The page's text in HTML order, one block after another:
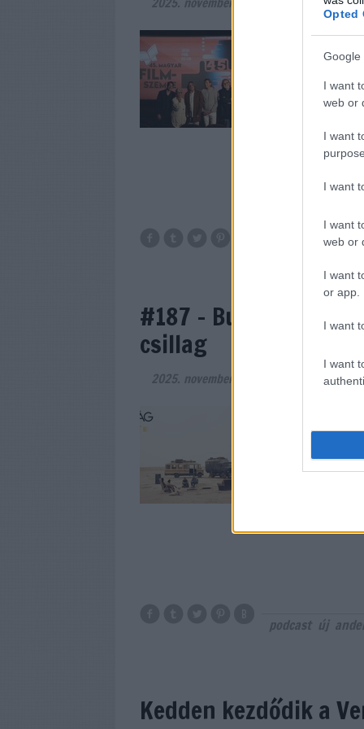
Opted
Google
I want
web or
I want
I want
I want
web or
I want
or app.
I want
I want
A 13 év szünet
története 2026-
Kultúrkávézóban
#187 - Bugonia, Az
csillag
2025. november 11.
csillag), Anders
viking), Yorgos
(Bugonia), és az
podcast új
Kedden kezdődik a